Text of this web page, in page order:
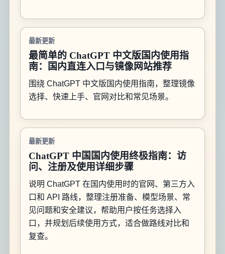
最新更新
最简单的 ChatGPT 中文版国内使用指
南：国内直连入口与镜像网站推荐
围绕 ChatGPT 中文版国内使用指南，整理镜像
选择、快速上手、官网对比和常见场景。
最新更新
ChatGPT 中国国内使用终极指南：访
问、注册及使用详细步骤
说明 ChatGPT 在国内使用时的官网、第三方入
口和 API 路线，整理注册准备、模型场景、常
见问题和安全建议，帮助用户按任务选择入
口，并规划后续使用方式，适合做路线对比和
复查。